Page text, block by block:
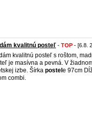
kvalitnú posteľ - TOP - [6.8.
kvalitnú posteľ s roštom,
je masívna a pevná. V
izbe. Šírka postel e 97cm
combi.